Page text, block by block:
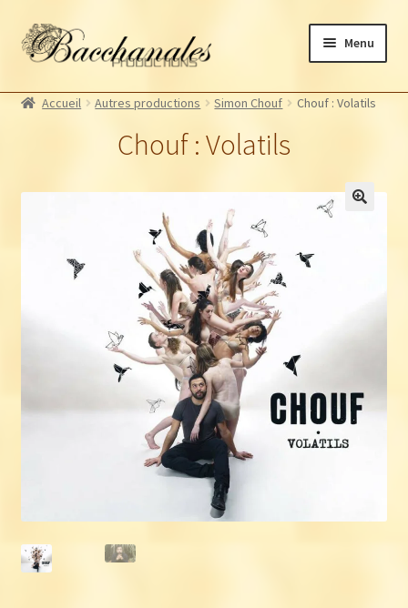
Aller
à
navigation
Aller
au
Menu
Artistes Bacchanales
Autres productions
Accueil Autres productions Simon Chouf Chouf : Volatils
Chouf : Volatils